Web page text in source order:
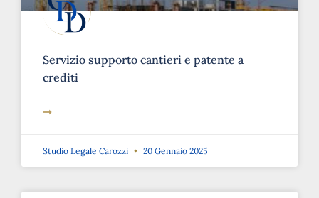
Servizio supporto cantieri e patente a
crediti
➞
Studio Legale Carozzi 20 Gennaio 2025